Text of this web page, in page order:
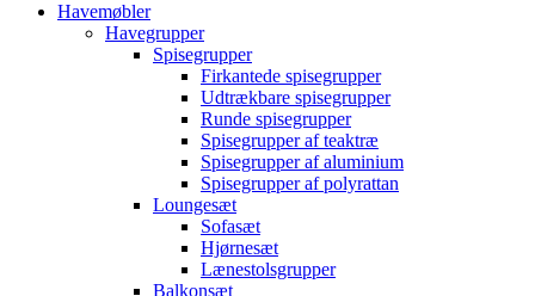
Havemøbler
Havegrupper
Spisegrupper
Firkantede spisegrupper
Udtrækbare spisegrupper
Runde spisegrupper
Spisegrupper af teaktræ
Spisegrupper af aluminium
Spisegrupper af polyrattan
Loungesæt
Sofasæt
Hjørnesæt
Lænestolsgrupper
Balkonsæt